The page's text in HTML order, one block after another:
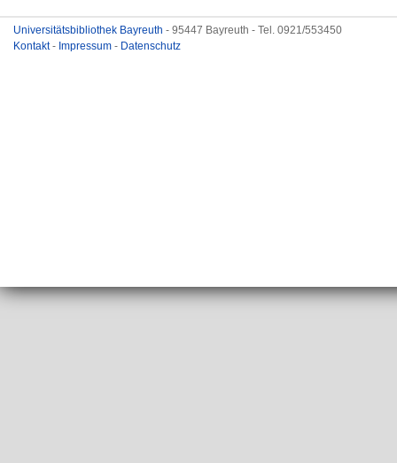
Universitätsbibliothek Bayreuth - 95447 Bayreuth - Tel. 0921/553450
Kontakt- Impressum - Datenschutz